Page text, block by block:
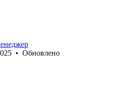
• Обновлено